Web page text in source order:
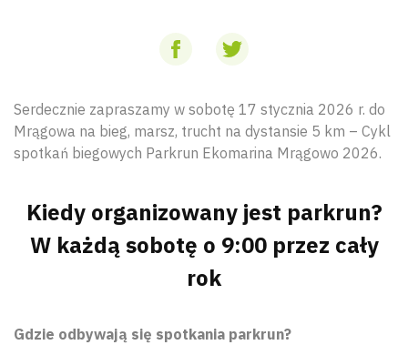
Serdecznie zapraszamy w sobotę 17 stycznia 2026 r. do
Mrągowa na bieg, marsz, trucht na dystansie 5 km – Cykl
spotkań biegowych Parkrun Ekomarina Mrągowo 2026.
Kiedy organizowany jest parkrun?
W każdą sobotę o 9:00 przez cały
rok
Gdzie odbywają się spotkania parkrun?